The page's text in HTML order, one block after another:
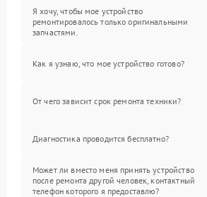
Я хочу, чтобы мое устройство
ремонтировалось только оригинальными
запчастями.
Как я узнаю, что мое устройство готово?
От чего зависит срок ремонта техники?
Диагностика проводится бесплатно?
Может ли вместо меня принять устройство
после ремонта другой человек, контактный
телефон которого я предоставлю?